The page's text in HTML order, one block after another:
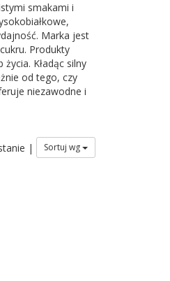
smakami i
Marka jest
Produkty
Kładąc silny
od tego, czy
niezawodne i
| Sortuj wg